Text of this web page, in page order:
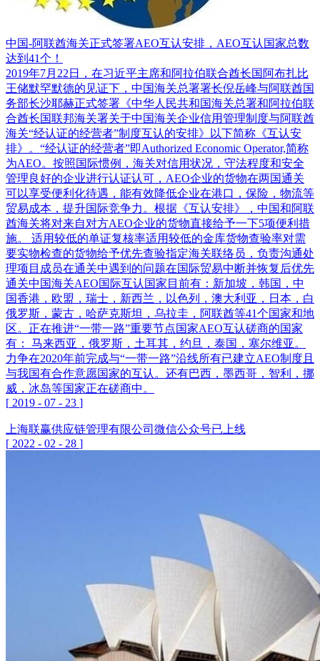
中国-阿联酋海关正式签署AEO互认安排，AEO互认国家总数
达到41个！
2019年7月22日，在习近平主席和阿拉伯联合酋长国阿布扎比
王储默罕默德的见证下，中国海关总署署长倪岳峰与阿联酋国
务部长沙耶赫正式签署《中华人民共和国海关总署和阿拉伯联
合酋长国联邦海关署关于中国海关企业信用管理制度与阿联酋
海关“经认证的经营者”制度互认的安排》以下简称《互认安
排》。“经认证的经营者”即Authorized Economic Operator,简称
为AEO。按照国际惯例，海关对信用状况，守法程度和安全
管理良好的企业进行认证认可，AEO企业的货物在两国通关
可以享受便利化待遇，能有效降低企业在港口，保险，物流等
贸易成本，提升国际竞争力。根据《互认安排》，中国和阿联
酋海关将对来自对方AEO企业的货物直接给予一下5项便利措
施。 适用较低的单证复核率适用较低的金库货物查验率对需
要实物检查的货物给予优先查验指定海关联络员，负责沟通处
理项目成员在通关中遇到的问题在国际贸易中断并恢复后优先
通关中国海关AEO国际互认国家目前有：新加坡，韩国，中
国香港，欧盟，瑞士，新西兰，以色列，澳大利亚，日本，白
俄罗斯，蒙古，哈萨克斯坦，乌拉圭，阿联酋等41个国家和地
区。正在推进“一带一路”重要节点国家AEO互认磋商的国家
有： 马来西亚，俄罗斯，土耳其，约旦，泰国，塞尔维亚。
力争在2020年前完成与“一带一路”沿线所有已建立AEO制度且
与我国有合作意愿国家的互认。还有巴西，墨西哥，智利，挪
威，冰岛等国家正在磋商中。
[ 2019 - 07 - 23 ]
上海联赢供应链管理有限公司微信公众号已上线
[ 2022 - 02 - 28 ]